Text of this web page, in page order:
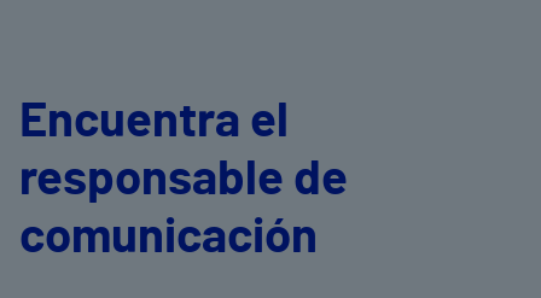
Encuentra el
responsable de
comunicación